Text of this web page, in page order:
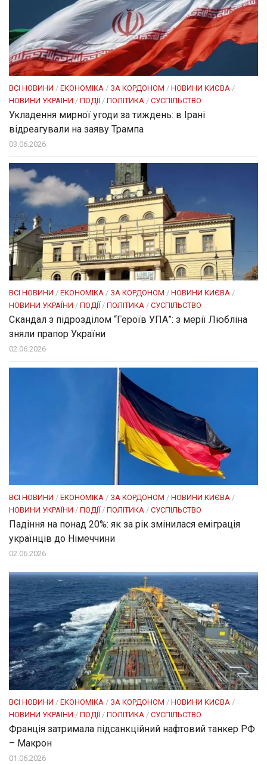
ВСІ НОВИНИ / ЕКОНОМІКА / ЗА КОРДОНОМ / НОВИНИ КИЄВА /
НОВИНИ УКРАЇНИ / ПОДІЇ / ПОЛІТИКА / СУСПІЛЬСТВО
Укладення мирної угоди за тиждень: в Ірані
відреагували на заяву Трампа
03.06.2026
ВСІ НОВИНИ / ЕКОНОМІКА / ЗА КОРДОНОМ / НОВИНИ КИЄВА /
НОВИНИ УКРАЇНИ / ПОДІЇ / ПОЛІТИКА / СУСПІЛЬСТВО
Скандал з підрозділом “Героїв УПА”: з мерії Любліна
зняли прапор України
02.06.2026
ВСІ НОВИНИ / ЕКОНОМІКА / ЗА КОРДОНОМ / НОВИНИ КИЄВА /
НОВИНИ УКРАЇНИ / ПОДІЇ / ПОЛІТИКА / СУСПІЛЬСТВО
Падіння на понад 20%: як за рік змінилася еміграція
українців до Німеччини
02.06.2026
ВСІ НОВИНИ / ЕКОНОМІКА / ЗА КОРДОНОМ / НОВИНИ КИЄВА /
НОВИНИ УКРАЇНИ / ПОДІЇ / ПОЛІТИКА / СУСПІЛЬСТВО
Франція затримала підсанкційний нафтовий танкер РФ
– Макрон
01.06.2026